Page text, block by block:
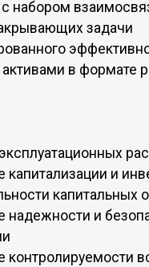
набором
задачи
в формате
и
капитальных
надежности и
контролируемости